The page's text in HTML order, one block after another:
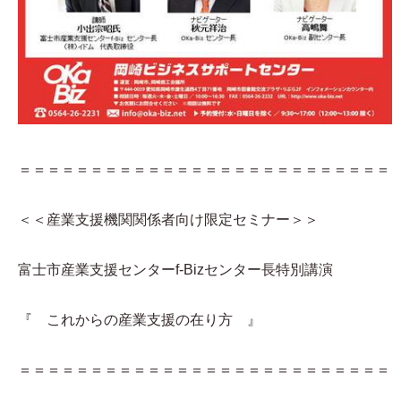
＝＝＝＝＝＝＝＝＝＝＝＝＝＝＝＝＝＝＝＝＝＝＝＝＝＝
＜＜産業支援機関関係者向け限定セミナー＞＞
富士市産業支援センターf-Bizセンター長特別講演
『 これからの産業支援の在り方 』
＝＝＝＝＝＝＝＝＝＝＝＝＝＝＝＝＝＝＝＝＝＝＝＝＝＝